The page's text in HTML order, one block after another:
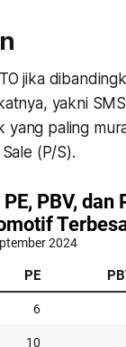
jika
yakni
yang paling
(P/S).